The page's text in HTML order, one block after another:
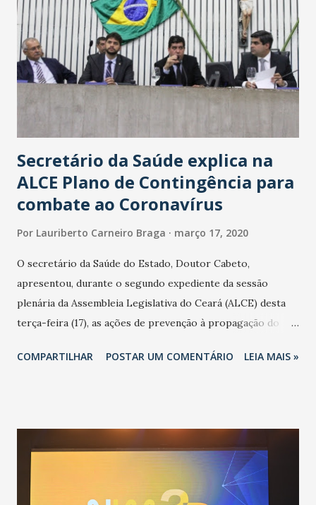
Secretário da Saúde explica na
ALCE Plano de Contingência para
combate ao Coronavírus
Por Lauriberto Carneiro Braga março 17, 2020
O secretário da Saúde do Estado, Doutor Cabeto,
apresentou, durante o segundo expediente da sessão
plenária da Assembleia Legislativa do Ceará (ALCE) desta
terça-feira (17), as ações de prevenção à propagação do
adotadas pelo Governo do Estado na contenção da
população suspeita e de cuidados com os ambientes
públicos e domiciliares. “Nós não estamos vivendo uma
epidemia comum, como temos em todos os anos, com
aumento de casos de dengue, influenza ou H1N1. Trata-se
COMPARTILHAR POSTAR UM COMENTÁRIO LEIA MAIS »